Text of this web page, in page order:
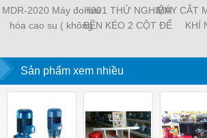
MDR-2020 Máy đo lưu
hóa cao su ( không
H001 THỬ NGHIỆM
BỀN KÉO 2 CỘT ĐỂ
MÁY CẮT
KHÍ
Sản phẩm xem nhiều